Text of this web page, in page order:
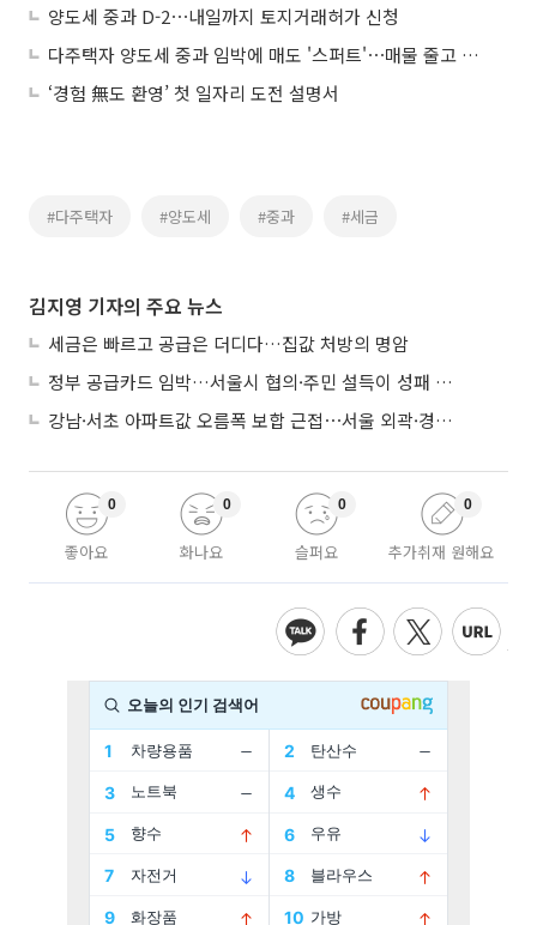
양도세 중과 D-2⋯내일까지 토지거래허가 신청
다주택자 양도세 중과 임박에 매도 '스퍼트'⋯매물 줄고 토허 신청 몰렸다
‘경험 無도 환영’ 첫 일자리 도전 설명서
#다주택자 #양도세 #중과 #세금
김지영 기자의 주요 뉴스
세금은 빠르고 공급은 더디다…집값 처방의 명암
정부 공급카드 임박…서울시 협의·주민 설득이 성패 가른다
강남·서초 아파트값 오름폭 보합 근접⋯서울 외곽·경기 남부 중심 매수세
좋아요
0
화나요
0
슬퍼요
0
추가취재 원해요
0